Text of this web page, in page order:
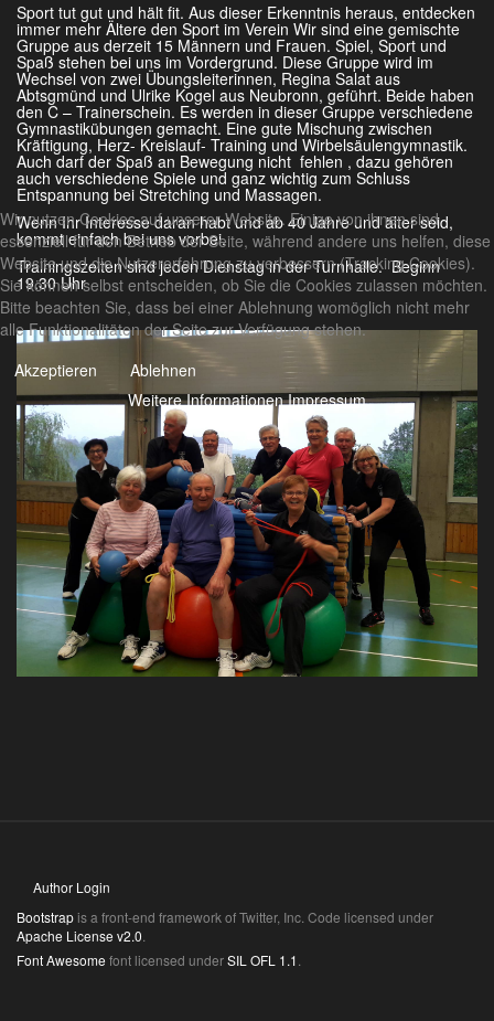
Sport tut gut und hält fit. Aus dieser Erkenntnis heraus, entdecken
immer mehr Ältere den Sport im Verein Wir sind eine gemischte
Gruppe aus derzeit 15 Männern und Frauen. Spiel, Sport und
Spaß stehen bei uns im Vordergrund. Diese Gruppe wird im
Wechsel von zwei Übungsleiterinnen, Regina Salat aus
Abtsgmünd und Ulrike Kogel aus Neubronn, geführt. Beide haben
den C – Trainerschein. Es werden in dieser Gruppe verschiedene
Gymnastikübungen gemacht. Eine gute Mischung zwischen
Kräftigung, Herz- Kreislauf- Training und Wirbelsäulengymnastik.
Auch darf der Spaß an Bewegung nicht fehlen , dazu gehören
auch verschiedene Spiele und ganz wichtig zum Schluss
Entspannung bei Stretching und Massagen.
Wenn Ihr Interesse daran habt und ab 40 Jahre und älter seid,
kommt einfach bei uns vorbei.
Trainingszeiten sind jeden Dienstag in der Turnhalle. Beginn
19.30 Uhr
Author Login
Bootstrapis a front-end framework of Twitter, Inc. Code licensed under
Apache License v2.0
Font Awesome font licensed underSIL OFL 1.1
Wir nutzen Cookies auf unserer Website. Einige von ihnen sind
essenziell für den Betrieb der Seite, während andere uns helfen, diese
Website und die Nutzererfahrung zu verbessern (Tracking Cookies).
Sie können selbst entscheiden, ob Sie die Cookies zulassen möchten.
Bitte beachten Sie, dass bei einer Ablehnung womöglich nicht mehr
alle Funktionalitäten der Seite zur Verfügung stehen.
Akzeptieren
Ablehnen
Weitere Informationen Impressum